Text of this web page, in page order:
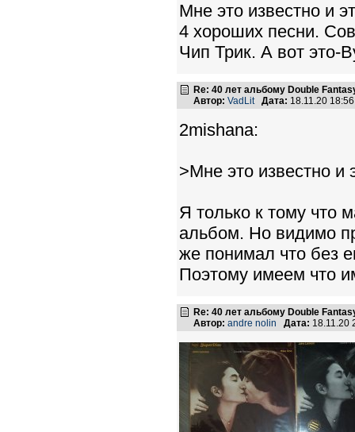
Мне это известно и
4 хороших песни.
Чип Трик. А вот это-
Re: 40 лет альбому Double
Автор: VadLit Дата: 18.11.20
2mishana:
>Мне это известно
Я только к тому что
альбом. Но видимо
же понимал что без
Поэтому имеем что
Re: 40 лет альбому Double
Автор: andre nolin Дата: